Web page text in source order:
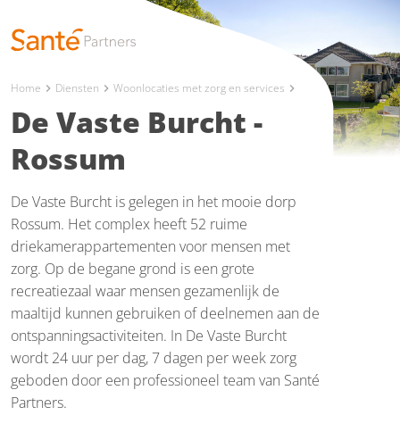
Home chevron_right Diensten chevron_right Woonlocaties met zorg en services chevron_right
De Vaste Burcht -
Rossum
De Vaste Burcht is gelegen in het mooie dorp
Rossum. Het complex heeft 52 ruime
driekamerappartementen voor mensen met
zorg. Op de begane grond is een grote
recreatiezaal waar mensen gezamenlijk de
maaltijd kunnen gebruiken of deelnemen aan de
ontspanningsactiviteiten. In De Vaste Burcht
wordt 24 uur per dag, 7 dagen per week zorg
geboden door een professioneel team van Santé
Partners.